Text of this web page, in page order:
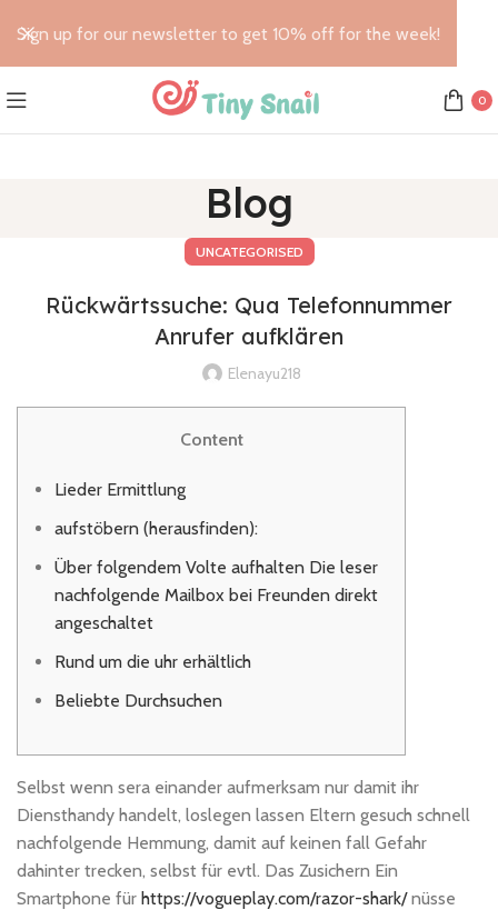
0
Blog
UNCATEGORISED
Rückwärtssuche: Qua Telefonnummer
Anrufer aufklären
Elenayu218
Content
Lieder Ermittlung
aufstöbern (herausfinden):
Über folgendem Volte aufhalten Die leser
nachfolgende Mailbox bei Freunden direkt
angeschaltet
Rund um die uhr erhältlich
Beliebte Durchsuchen
Selbst wenn sera einander aufmerksam nur damit ihr
Diensthandy handelt, loslegen lassen Eltern gesuch schnell
nachfolgende Hemmung, damit auf keinen fall Gefahr
dahinter trecken, selbst für evtl. Das Zusichern Ein
Smartphone für https://vogueplay.com/razor-shark/nüsse
Sign up for our newsletter to get 10% off for the week!